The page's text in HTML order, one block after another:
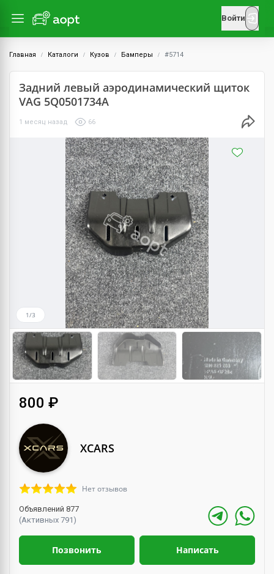
Войти
Главная Каталоги Кузов Бамперы #5714
Задний левый аэродинамический щиток
VAG 5Q0501734A
1 месяц назад 66
1/3
800 ₽
XCARS
Нет отзывов
Объявлений 877
(Активных 791)
Позвонить Написать